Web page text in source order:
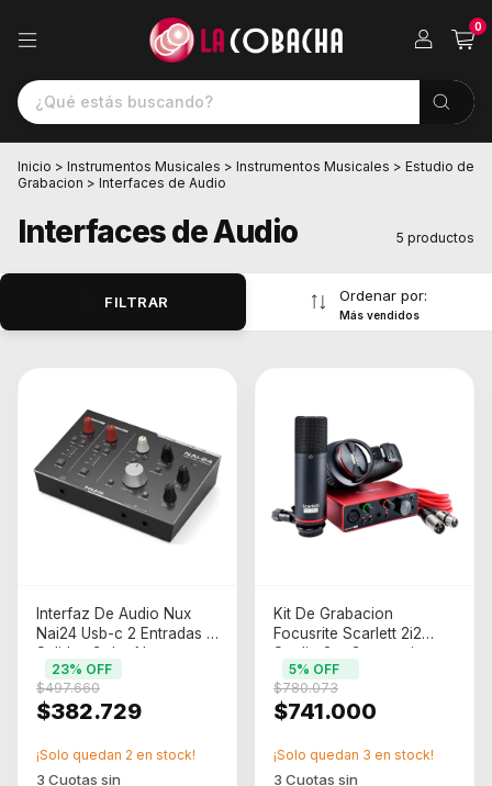
0
Inicio > Instrumentos Musicales > Instrumentos Musicales > Estudio de
Grabacion > Interfaces de Audio
Interfaces de Audio 5 productos
FILTRAR Ordenar por:
Más vendidos
Interfaz De Audio Nux
Nai24 Usb-c 2 Entradas 4
Salidas Color Negro
$382.729
$497.660
23% OFF
¡Solo quedan 2 en stock!
Kit De Grabacion
Focusrite Scarlett 2i2
Studio 3ra Generaci
Color Rojo Rojo/negro
$741.000
$780.073
5% OFF
¡Solo quedan 3 en stock!